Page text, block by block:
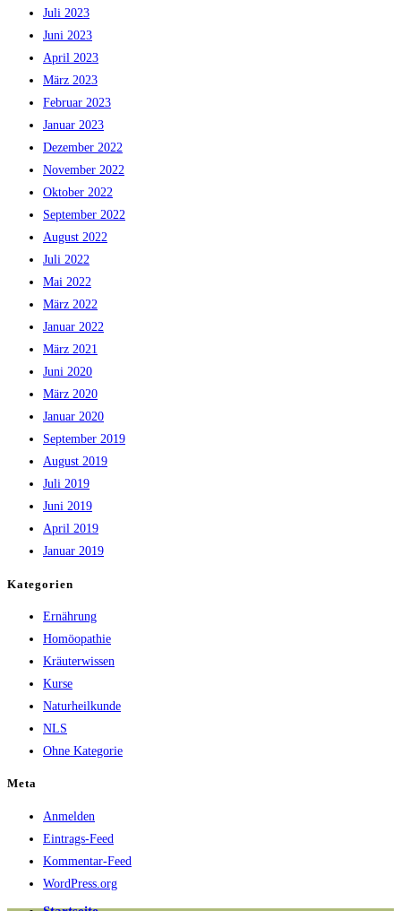
Juli 2023
Juni 2023
April 2023
März 2023
Februar 2023
Januar 2023
Dezember 2022
November 2022
Oktober 2022
September 2022
August 2022
Juli 2022
Mai 2022
März 2022
Januar 2022
März 2021
Juni 2020
März 2020
Januar 2020
September 2019
August 2019
Juli 2019
Juni 2019
April 2019
Januar 2019
Kategorien
Ernährung
Homöopathie
Kräuterwissen
Kurse
Naturheilkunde
NLS
Ohne Kategorie
Meta
Anmelden
Eintrags-Feed
Kommentar-Feed
WordPress.org